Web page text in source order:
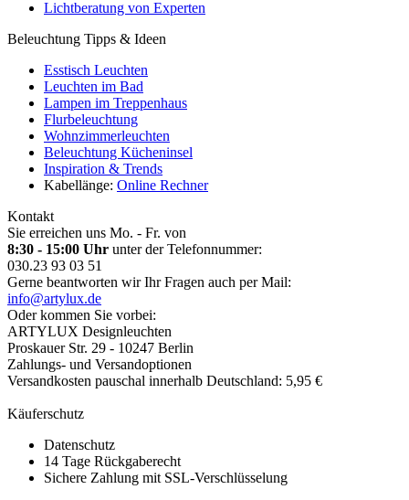
Lichtberatung von Experten
Beleuchtung Tipps & Ideen
Esstisch Leuchten
Leuchten im Bad
Lampen im Treppenhaus
Flurbeleuchtung
Wohnzimmerleuchten
Beleuchtung Kücheninsel
Inspiration & Trends
Kabellänge: Online Rechner
Kontakt
Sie erreichen uns Mo. - Fr. von
8:30 - 15:00 Uhr unter der Telefonnummer:
030.23 93 03 51
Gerne beantworten wir Ihr Fragen auch per Mail:
info@artylux.de
Oder kommen Sie vorbei:
ARTYLUX Designleuchten
Proskauer Str. 29 - 10247 Berlin
Zahlungs- und Versandoptionen
Versandkosten pauschal innerhalb Deutschland: 5,95 €
Käuferschutz
Datenschutz
14 Tage Rückgaberecht
Sichere Zahlung mit SSL-Verschlüsselung